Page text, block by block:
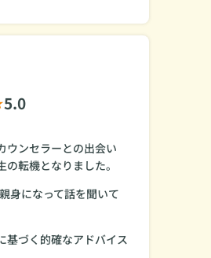
5.0
ウンセラーとの出会い
の転機となりました。
身になって話を聞いて
基づく的確なアドバイス